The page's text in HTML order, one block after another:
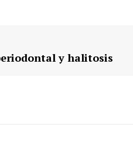
y halitosis